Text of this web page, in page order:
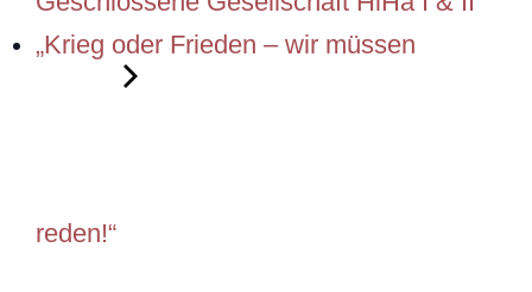
„Krieg oder Frieden – wir müssen
reden!“